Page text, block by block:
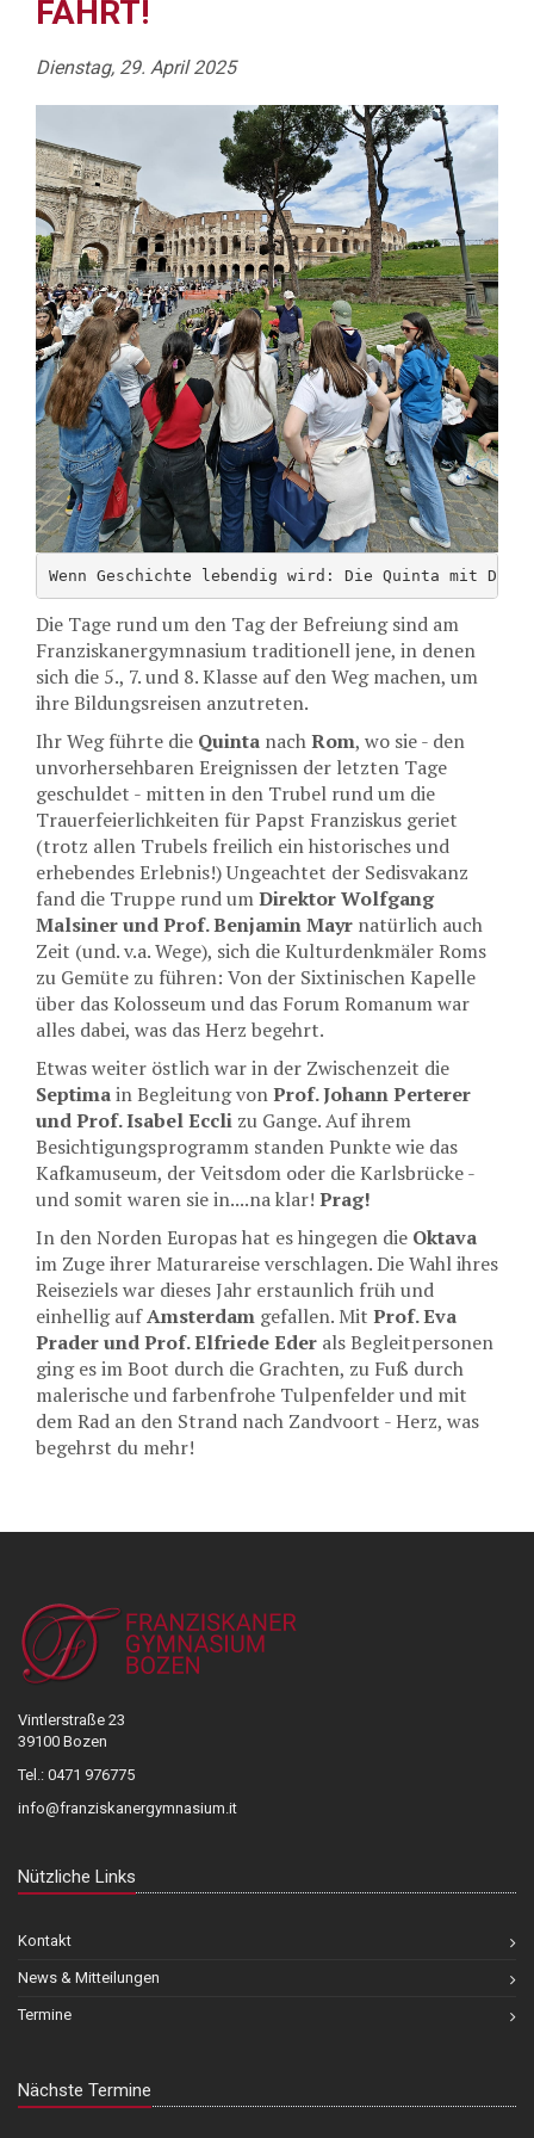
AHRT!
Dienstag, 29. April 2025
Wenn Geschichte lebendig wird: Die Quinta mit Dir.
Die Tage rund um den Tag der Befreiung sind am
Franziskanergymnasium traditionell jene, in denen
sich die 5., 7. und 8. Klasse auf den Weg machen, um
ihre Bildungsreisen anzutreten.
Ihr Weg führte die Quinta nachRom, wo sie - den
unvorhersehbaren Ereignissen der letzten Tage
geschuldet - mitten in den Trubel rund um die
Trauerfeierlichkeiten für Papst Franziskus geriet
(trotz allen Trubels freilich ein historisches und
erhebendes Erlebnis!) Ungeachtet der Sedisvakanz
fand die Truppe rund umDirektor Wolfgang
Malsiner und Prof. Benjamin Mayr natürlich auch
Zeit (und. v.a. Wege), sich die Kulturdenkmäler Roms
zu Gemüte zu führen: Von der Sixtinischen Kapelle
über das Kolosseum und das Forum Romanum war
alles dabei, was das Herz begehrt.
Etwas weiter östlich war in der Zwischenzeit die
Septimain Begleitung vonProf. Johann Perterer
und Prof. Isabel Eccli zu Gange. Auf ihrem
Besichtigungsprogramm standen Punkte wie das
Kafkamuseum, der Veitsdom oder die Karlsbrücke -
und somit waren sie in....na klar! Prag!
In den Norden Europas hat es hingegen die Oktava
im Zuge ihrer Maturareise verschlagen. Die Wahl ihres
Reiseziels war dieses Jahr erstaunlich früh und
einhellig aufAmsterdam gefallen. Mit Prof. Eva
Prader und Prof. Elfriede Eder als Begleitpersonen
ging es im Boot durch die Grachten, zu Fuß durch
malerische und farbenfrohe Tulpenfelder und mit
dem Rad an den Strand nach Zandvoort - Herz, was
begehrst du mehr!
Vintlerstraße 23
39100 Bozen
Tel.: 0471 976775
info@franziskanergymnasium.it
Nützliche Links
Kontakt
News & Mitteilungen
Termine
Nächste Termine